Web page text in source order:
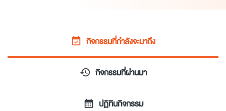
event_available กิจกรรมที่กำลังจะมาถึง
history กิจกรรมที่ผ่านมา
calendar_month ปฏิทินกิจกรรม